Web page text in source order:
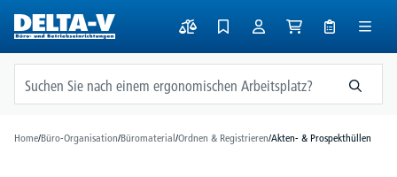
springen
Home/Büro-Organisation/Büromaterial/Ordnen & Registrieren/Akten- & Prospekthüllen